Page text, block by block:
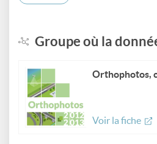
Groupe où la
Orthophotos,
Voir la fiche